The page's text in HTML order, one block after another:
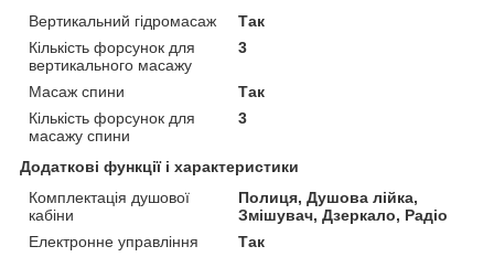
Вертикальний гідромасаж
Так
Кількість форсунок для
вертикального масажу
3
Масаж спини
Так
Кількість форсунок для
масажу спини
3
Додаткові функції і характеристики
Комплектація душової
кабіни
Полиця, Душова лійка,
Змішувач, Дзеркало, Радіо
Електронне управління
Так